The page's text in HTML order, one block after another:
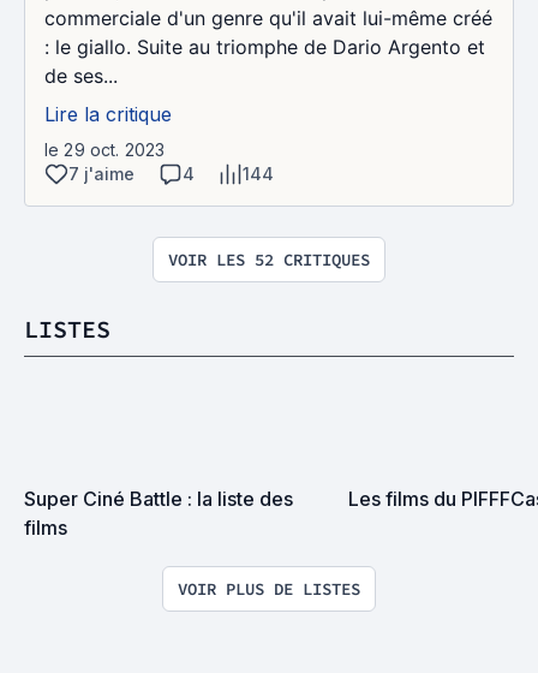
commerciale d'un genre qu'il avait lui-même créé
: le giallo. Suite au triomphe de Dario Argento et
de ses...
Lire la critique
le 29 oct. 2023
7 j'aime
4 144
VOIR LES 52 CRITIQUES
LISTES
Super Ciné Battle : la liste des
films
Les films du
VOIR PLUS DE LISTES